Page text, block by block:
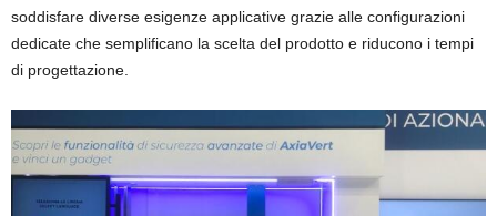
soddisfare diverse esigenze applicative grazie alle configurazioni
dedicate che semplificano la scelta del prodotto e riducono i tempi
di progettazione.